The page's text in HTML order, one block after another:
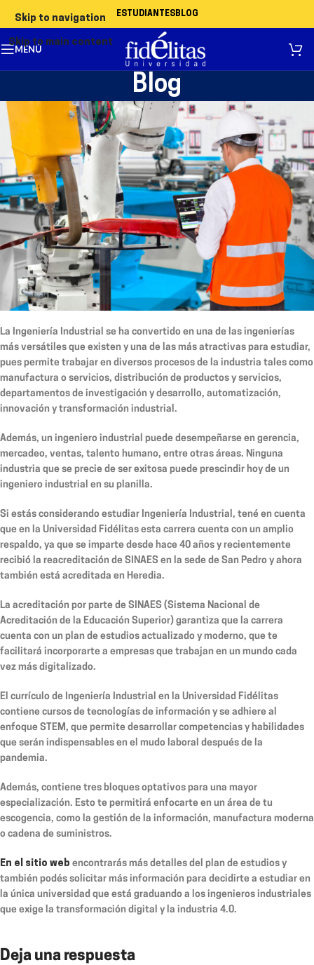
Skip to navigation
Skip to main content
ESTUDIANTESBLOG
MENÚ
Blog
La Ingeniería Industrial se ha convertido en una de las ingenierías
más versátiles que existen y una de las más atractivas para estudiar,
pues permite trabajar en diversos procesos de la industria tales como
manufactura o servicios, distribución de productos y servicios,
departamentos de investigación y desarrollo, automatización,
innovación y transformación industrial.
Además, un ingeniero industrial puede desempeñarse en gerencia,
mercadeo, ventas, talento humano, entre otras áreas. Ninguna
industria que se precie de ser exitosa puede prescindir hoy de un
ingeniero industrial en su planilla.
Si estás considerando estudiar Ingeniería Industrial, tené en cuenta
que en la Universidad Fidélitas esta carrera cuenta con un amplio
respaldo, ya que se imparte desde hace 40 años y recientemente
recibió la reacreditación de SINAES en la sede de San Pedro y ahora
también está acreditada en Heredia.
La acreditación por parte de SINAES (Sistema Nacional de
Acreditación de la Educación Superior) garantiza que la carrera
cuenta con un plan de estudios actualizado y moderno, que te
facilitará incorporarte a empresas que trabajan en un mundo cada
vez más digitalizado.
El currículo de Ingeniería Industrial en la Universidad Fidélitas
contiene cursos de tecnologías de información y se adhiere al
enfoque STEM, que permite desarrollar competencias y habilidades
que serán indispensables en el mudo laboral después de la
pandemia.
Además, contiene tres bloques optativos para una mayor
especialización. Esto te permitirá enfocarte en un área de tu
escogencia, como la gestión de la información, manufactura moderna
o cadena de suministros.
En el sitio web encontrarás más detalles del plan de estudios y
también podés solicitar más información para decidirte a estudiar en
la única universidad que está graduando a los ingenieros industriales
que exige la transformación digital y la industria 4.0.
Deja una respuesta